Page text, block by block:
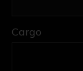
Cargo